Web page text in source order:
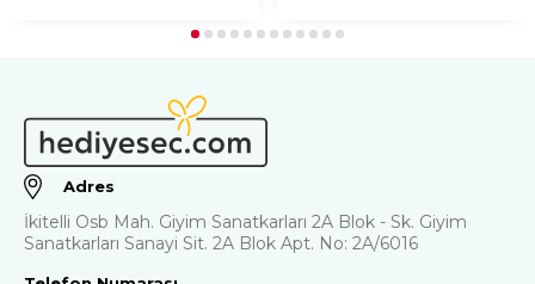
Adres
İkitelli Osb Mah. Giyim Sanatkarları 2A Blok - Sk. Giyim
Sanatkarları Sanayi Sit. 2A Blok Apt. No: 2A/6016